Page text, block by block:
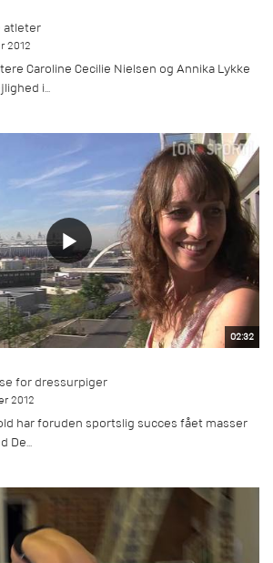
atleter
2012
Caroline Cecilie Nielsen og Annika Lykke
i...
02:32
for dressurpiger
2012
har foruden sportslig succes fået masser
De...